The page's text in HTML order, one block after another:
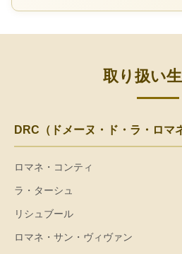
取り扱い
DRC（ドメーヌ・ド・ラ・ロマ
ロマネ・コンティ
ラ・ターシュ
リシュブール
ロマネ・サン・ヴィヴァン